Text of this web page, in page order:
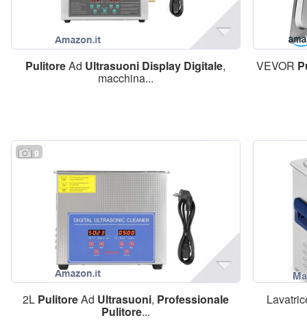
PulitoreAd Ultrasuoni Display Digitale,
macchina...
VEVOR
9
2L PulitoreAd Ultrasuoni, Professionale
Pulitore...